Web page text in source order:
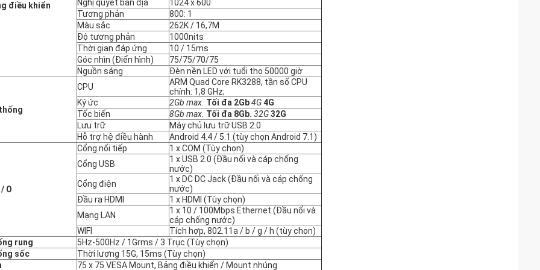
điều khiển
Nghị quyết bản địa
1024 x 600
Tương phản
800: 1
Màu sắc
262K / 16,7M
Độ tương phản
1000nits
Thời gian đáp ứng
10 / 15ms
Góc nhìn (Điển hình)
75/75/70/75
Nguồn sáng
Đèn nền LED với tuổi thọ 50000 giờ
CPU
ARM Quad Core RK3288, tần số CPU
chính: 1,8 GHz;
Ký ức
2Gb max. Tối đa 2Gb4G4G
Tốc biến
8Gb max. Tối đa 8Gb. 32G32G
Lưu trữ
Máy chủ lưu trữ USB 2.0
Hỗ trợ hệ điều hành
Android 4.4 / 5.1 (tùy chọn Android 7.1)
O
Cổng nối tiếp
1 x COM (Tùy chọn)
Cổng USB
1 x USB 2.0 (Đầu nối và cáp chống
nước)
Cổng điện
1 x DC DC Jack (Đầu nối và cáp chống
nước)
Đầu ra HDMI
1 x HDMI (Tùy chọn)
Mạng LAN
1 x 10 / 100Mbps Ethernet (Đầu nối và
cáp chống nước)
WIFI
Tích hợp, 802.11a / b / g / h (tùy chọn)
rung
5Hz-500Hz / 1Grms / 3 Trục (Tùy chọn)
sốc
Thời lượng 15G, 15ms (Tùy chọn)
75 x 75 VESA Mount, Bảng điều khiển / Mount nhúng